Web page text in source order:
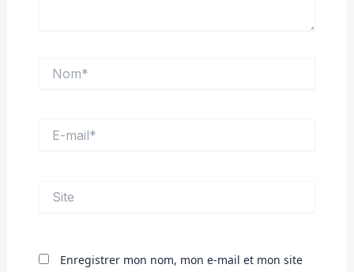
mail*
Enregistrer mon nom, mon e-mail et mon site